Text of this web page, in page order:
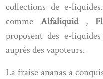
collections de e-
comme Alfaliquid ,
proposent des e-
auprès des vapoteurs.
La fraise ananas a